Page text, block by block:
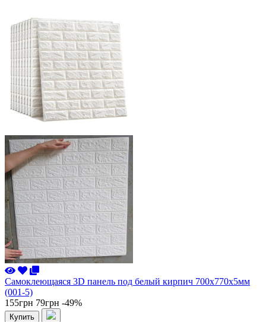
Самоклеющаяся 3D панель под белый кирпич 700x770x5мм
(001-5)
155грн 79грн -49%
Купить